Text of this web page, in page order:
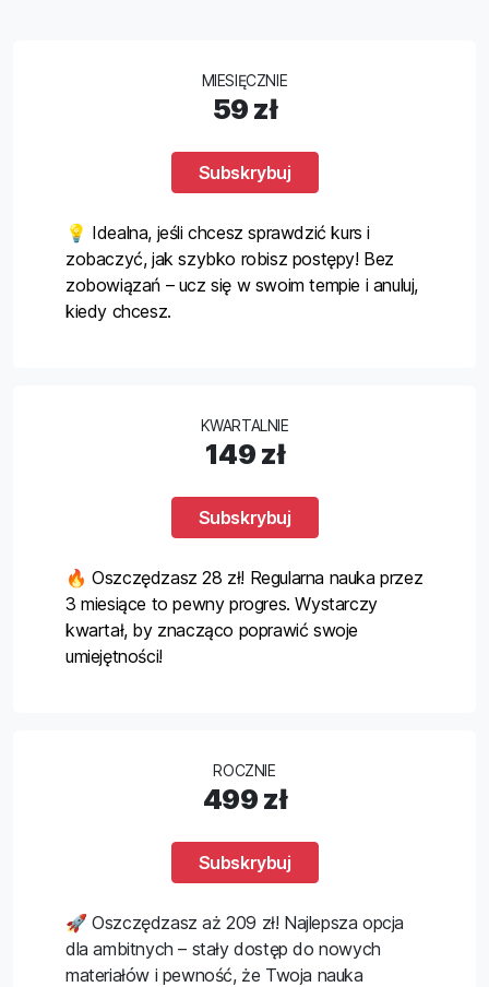
MIESIĘCZNIE
59 zł
Subskrybuj
💡 Idealna, jeśli chcesz sprawdzić kurs i
zobaczyć, jak szybko robisz postępy! Bez
zobowiązań – ucz się w swoim tempie i anuluj,
kiedy chcesz.
KWARTALNIE
149 zł
Subskrybuj
🔥 Oszczędzasz 28 zł! Regularna nauka przez
3 miesiące to pewny progres. Wystarczy
kwartał, by znacząco poprawić swoje
umiejętności!
ROCZNIE
499 zł
Subskrybuj
🚀 Oszczędzasz aż 209 zł! Najlepsza opcja
dla ambitnych – stały dostęp do nowych
materiałów i pewność, że Twoja nauka